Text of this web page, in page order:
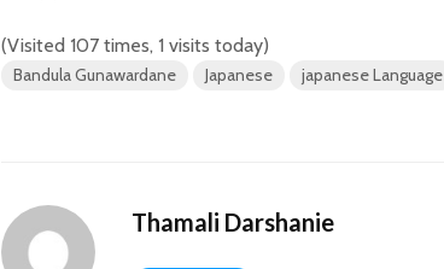
(Visited 107 times, 1 visits today)
Bandula Gunawardane Japanese japanese Language
Thamali Darshanie